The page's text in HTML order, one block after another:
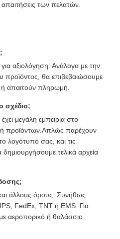
των πελατών.
αξιολόγηση. Ανάλογα με την
προϊόντος, θα επιβεβαιώσουμε
ή απαιτούν πληρωμή.
σχέδιο;
μεγάλη εμπειρία στο
προϊόντων.Απλώς παρέχουν
λογότυπό σας, και τις
δημιουργήσουμε τελικά αρχεία
άλλους όρους. Συνήθως
FedEx, TNT ή EMS. Για
αεροπορικό ή θαλάσσιο